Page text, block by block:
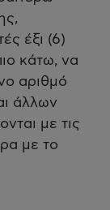
έξι (6)
κάτω, να
αριθμό
άλλων
με τις
με το